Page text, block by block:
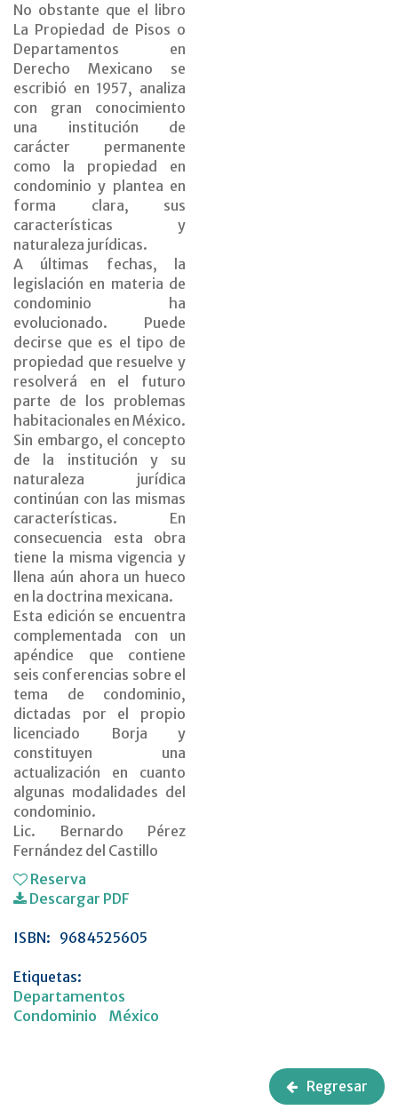
No obstante que el libro
La Propiedad de Pisos o
Departamentos en
Derecho Mexicano se
escribió en 1957, analiza
con gran conocimiento
una institución de
carácter permanente
como la propiedad en
condominio y plantea en
forma clara, sus
características y
naturaleza jurídicas.
A últimas fechas, la
legislación en materia de
condominio ha
evolucionado. Puede
decirse que es el tipo de
propiedad que resuelve y
resolverá en el futuro
parte de los problemas
habitacionales en México.
Sin embargo, el concepto
de la institución y su
naturaleza jurídica
continúan con las mismas
características. En
consecuencia esta obra
tiene la misma vigencia y
llena aún ahora un hueco
en la doctrina mexicana.
Esta edición se encuentra
complementada con un
apéndice que contiene
seis conferencias sobre el
tema de condominio,
dictadas por el propio
licenciado Borja y
constituyen una
actualización en cuanto
algunas modalidades del
condominio.
Lic. Bernardo Pérez
Fernández del Castillo
Reserva
Descargar PDF
ISBN: 9684525605
Etiquetas:
Departamentos
Condominio
México
Regresar